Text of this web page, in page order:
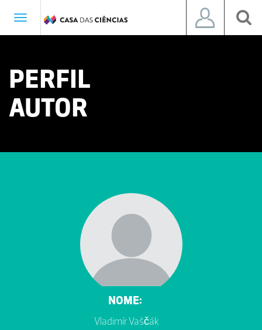
Toggle
PERFIL
AUTOR
NOME:
Vladimír Vaščák